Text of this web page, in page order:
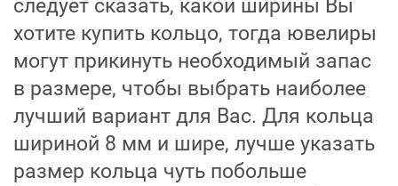
следует сказать, какой ширины Вы
хотите купить кольцо, тогда ювелиры
могут прикинуть необходимый запас
в размере, чтобы выбрать наиболее
лучший вариант для Вас. Для кольца
шириной 8 мм и шире, лучше указать
размер кольца чуть побольше